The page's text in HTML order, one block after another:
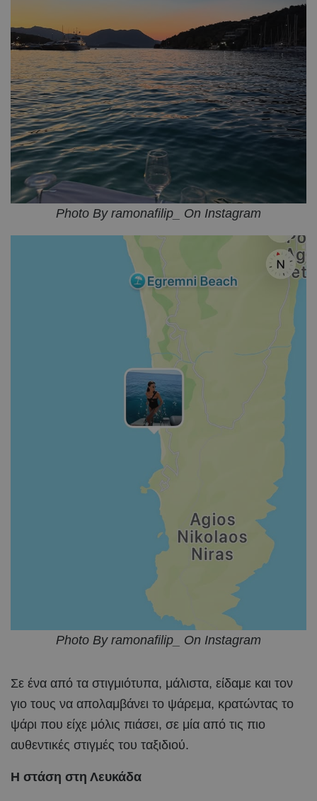
Photo By ramonafilip_ On Instagram
Photo By ramonafilip_ On Instagram
Σε ένα από τα στιγμιότυπα, μάλιστα, είδαμε και τον
γιο τους να απολαμβάνει το ψάρεμα, κρατώντας το
ψάρι που είχε μόλις πιάσει, σε μία από τις πιο
αυθεντικές στιγμές του ταξιδιού.
Η στάση στη Λευκάδα